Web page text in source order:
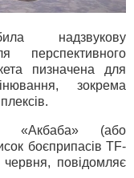
надзвукову
перспективного
пизначена для
зокрема
«Акбаба» (або
боєприпасів TF-
повідомляє